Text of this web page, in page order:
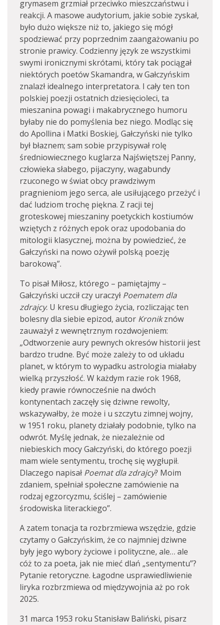
grymasem grzmiał przeciwko mieszczaństwu i
reakcji. A masowe audytorium, jakie sobie zyskał,
było dużo większe niż to, jakiego się mógł
spodziewać przy poprzednim zaangażowaniu po
stronie prawicy. Codzienny język ze wszystkimi
swymi ironicznymi skrótami, który tak pociągał
niektórych poetów Skamandra, w Gałczyńskim
znalazł idealnego interpretatora. I cały ten ton
polskiej poezji ostatnich dziesięcioleci, ta
mieszanina powagi i makabrycznego humoru
byłaby nie do pomyślenia bez niego. Modląc się
do Apollina i Matki Boskiej, Gałczyński nie tylko
był błaznem; sam sobie przypisywał rolę
średniowiecznego kuglarza Najświętszej Panny,
człowieka słabego, pijaczyny, wagabundy
rzuconego w świat obcy prawdziwym
pragnieniom jego serca, ale usiłującego przeżyć i
dać ludziom trochę piękna. Z racji tej
groteskowej mieszaniny poetyckich kostiumów
wziętych z różnych epok oraz upodobania do
mitologii klasycznej, można by powiedzieć, że
Gałczyński na nowo ożywił polską poezję
barokową”.
To pisał Miłosz, którego – pamiętajmy –
Gałczyński uczcił czy uraczył Poematem dla
zdrajcy. U kresu długiego życia, rozliczając ten
bolesny dla siebie epizod, autor Kronikznów
zauważył z wewnętrznym rozdwojeniem:
„Odtworzenie aury pewnych okresów historii jest
bardzo trudne. Być może zależy to od układu
planet, w którym to wypadku astrologia miałaby
wielką przyszłość. W każdym razie rok 1968,
kiedy prawie równocześnie na dwóch
kontynentach zaczęły się dziwne rewolty,
wskazywałby, że może i u szczytu zimnej wojny,
w 1951 roku, planety działały podobnie, tylko na
odwrót. Myślę jednak, że niezależnie od
niebieskich mocy Gałczyński, do którego poezji
mam wiele sentymentu, trochę się wygłupił.
Dlaczego napisał Poemat dla zdrajcy? Moim
zdaniem, spełniał społeczne zamówienie na
rodzaj egzorcyzmu, ściślej – zamówienie
środowiska literackiego”.
A zatem tonacja ta rozbrzmiewa wszędzie, gdzie
czytamy o Gałczyńskim, że co najmniej dziwne
były jego wybory życiowe i polityczne, ale… ale
cóż to za poeta, jak nie mieć dlań „sentymentu”?
Pytanie retoryczne. Łagodne usprawiedliwienie
liryka rozbrzmiewa od międzywojnia aż po rok
2025.
31 marca 1953 roku Stanisław Baliński, pisarz